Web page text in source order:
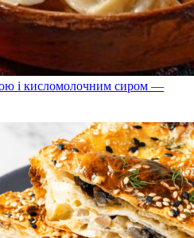
і кисломолочним сиром —